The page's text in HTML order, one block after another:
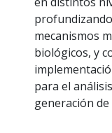
mecanismos
biológicos, y
para el
generación